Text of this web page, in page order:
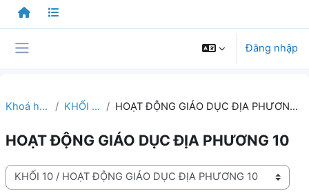
Chuyển tới nội dung chính
Đăng nhập
Khoá học KHỐI 10 HOẠT ĐỘNG GIÁO DỤC ĐỊA PHƯƠNG 10
HOẠT ĐỘNG GIÁO DỤC ĐỊA PHƯƠNG 10
Danh mục khoá học